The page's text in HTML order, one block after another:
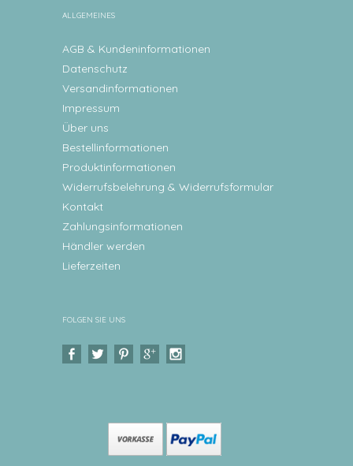
ALLGEMEINES
AGB & Kundeninformationen
Datenschutz
Versandinformationen
Impressum
Über uns
Bestellinformationen
Produktinformationen
Widerrufsbelehrung & Widerrufsformular
Kontakt
Zahlungsinformationen
Händler werden
Lieferzeiten
FOLGEN SIE UNS